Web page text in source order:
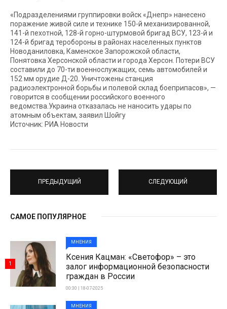
«Подразделениями группировки войск «Днепр» нанесено
поражение живой силе и технике 150-й механизированной,
141-й пехотной, 128-й горно-штурмовой бригад ВСУ, 123-й и
124-й бригад теробороны в районах населенных пунктов
Новоданиловка, Каменское Запорожской области,
Понятовка Херсонской области и города Херсон. Потери ВСУ
составили до 70-ти военнослужащих, семь автомобилей и
152 мм орудие Д-20. Уничтожены станция
радиоэлектронной борьбы и полевой склад боеприпасов», —
говорится в сообщении российского военного
ведомства.Украина отказалась не наносить удары по
атомным объектам, заявил Шойгу
Источник: РИА Новости
ПРЕДЫДУЩИЙ СЛЕДУЮЩИЙ
САМОЕ ПОПУЛЯРНОЕ
МНЕНИЯ
Ксения Кацман: «Светофор» – это
залог информационной безопасности
граждан в России
00:30 | 18-07-2025
1
МНЕНИЯ